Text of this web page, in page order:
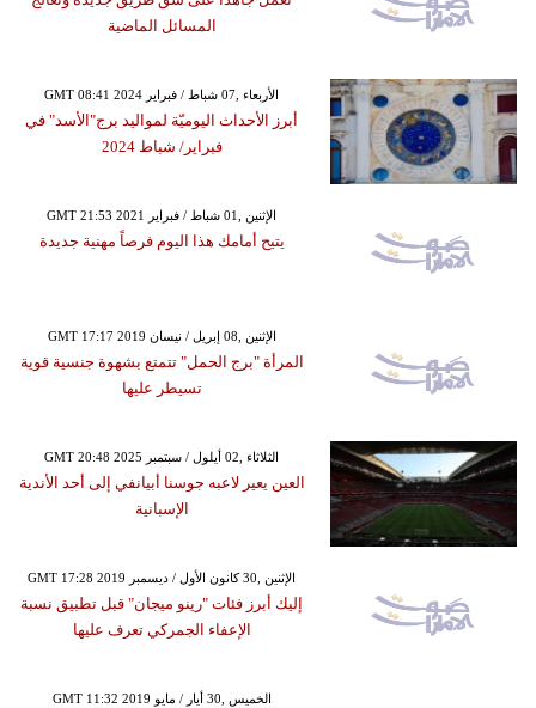
المسائل الماضية
GMT 08:41 2024 الأربعاء ,07 شباط / فبراير
أبرز الأحداث اليوميّة لمواليد برج"الأسد" في
فبراير/ شباط 2024
GMT 21:53 2021 الإثنين ,01 شباط / فبراير
يتيح أمامك هذا اليوم فرصاً مهنية جديدة
GMT 17:17 2019 الإثنين ,08 إبريل / نيسان
المرأة "برج الحمل" تتمتع بشهوة جنسية قوية
تسيطر عليها
GMT 20:48 2025 الثلاثاء ,02 أيلول / سبتمبر
العين يعير لاعبه جوسنا أبيانفي إلى أحد الأندية
الإسبانية
GMT 17:28 2019 الإثنين ,30 كانون الأول / ديسمبر
إليك أبرز فئات "رينو ميجان" قبل تطبيق نسبة
الإعفاء الجمركي تعرف عليها
GMT 11:32 2019 الخميس ,30 أيار / مايو